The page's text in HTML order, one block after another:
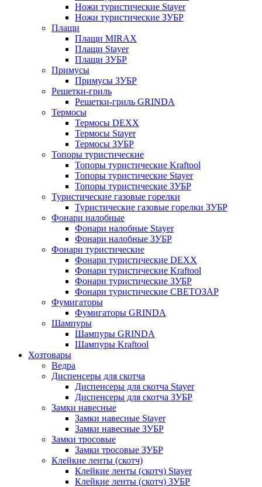
Ножи туристические Stayer
Ножи туристические ЗУБР
Плащи
Плащи MIRAX
Плащи Stayer
Плащи ЗУБР
Примусы
Примусы ЗУБР
Решетки-гриль
Решетки-гриль GRINDA
Термосы
Термосы DEXX
Термосы Stayer
Термосы ЗУБР
Топоры туристические
Топоры туристические Kraftool
Топоры туристические Stayer
Топоры туристические ЗУБР
Туристические газовые горелки
Туристические газовые горелки ЗУБР
Фонари налобные
Фонари налобные Stayer
Фонари налобные ЗУБР
Фонари туристические
Фонари туристические DEXX
Фонари туристические Kraftool
Фонари туристические ЗУБР
Фонари туристические СВЕТОЗАР
Фумигаторы
Фумигаторы GRINDA
Шампуры
Шампуры GRINDA
Шампуры Kraftool
Хозтовары
Ведра
Диспенсеры для скотча
Диспенсеры для скотча Stayer
Диспенсеры для скотча ЗУБР
Замки навесные
Замки навесные Stayer
Замки навесные ЗУБР
Замки тросовые
Замки тросовые ЗУБР
Клейкие ленты (скотч)
Клейкие ленты (скотч) Stayer
Клейкие ленты (скотч) ЗУБР